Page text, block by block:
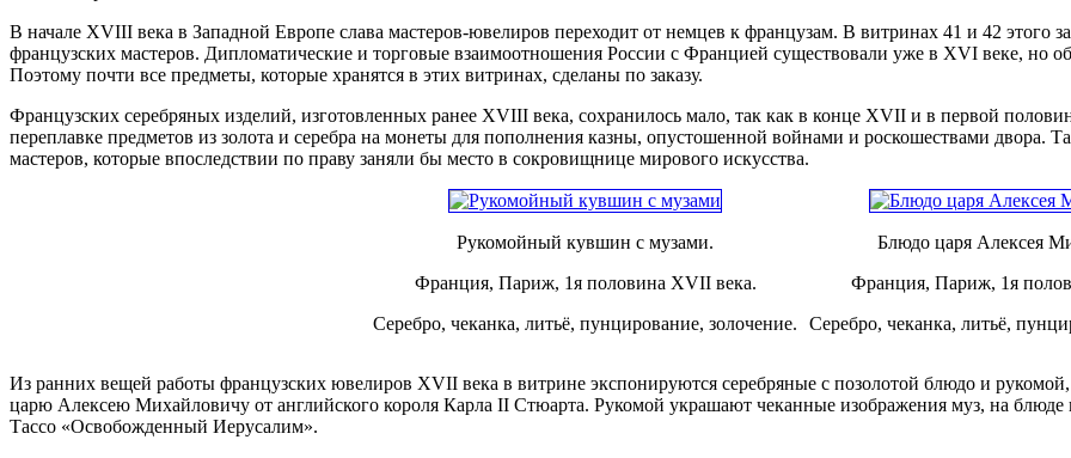
В начале XVIII века в Западной Европе слава мастеров-ювелиров переходит от немцев к французам. В витринах 41 и 42 этого
французских мастеров. Дипломатические и торговые взаимоотношения России с Францией существовали уже в XVI веке, но
Поэтому почти все предметы, которые хранятся в этих витринах, сделаны по заказу.
Французских серебряных изделий, изготовленных ранее XVIII века, сохранилось мало, так как в конце XVII и в первой
переплавке предметов из золота и серебра на монеты для пополнения казны, опустошенной войнами и роскошествами двора.
мастеров, которые впоследствии по праву заняли бы место в сокровищнице мирового искусства.
Рукомойный кувшин с музами.
Франция, Париж, 1я половина XVII века.
Серебро, чеканка, литьё, пунцирование, золочение.
Блюдо царя Алексея
Франция, Париж, 1я
Серебро, чеканка, литьё,
Из ранних вещей работы французских ювелиров XVII века в витрине экспонируются серебряные с позолотой блюдо и
царю Алексею Михайловичу от английского короля Карла II Стюарта. Рукомой украшают чеканные изображения муз, на
Тассо «Освобожденный Иерусалим».